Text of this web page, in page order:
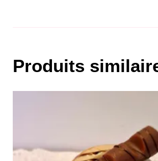
Produits